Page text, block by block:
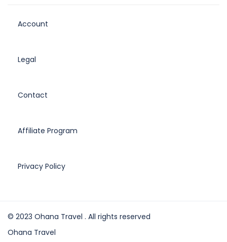
Account
Legal
Contact
Affiliate Program
Privacy Policy
© 2023 Ohana Travel . All rights reserved
Ohana Travel